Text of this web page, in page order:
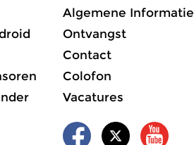
Algemene Informatie
Ontvangst
Contact
Colofon
Vacatures